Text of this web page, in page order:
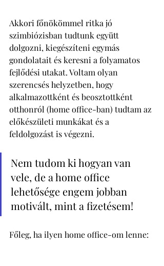
Akkori főnökömmel ritka jó
szimbiózisban tudtunk együtt
dolgozni, kiegészíteni egymás
gondolatait és keresni a folyamatos
fejlődési utakat. Voltam olyan
szerencsés helyzetben, hogy
alkalmazottként és beosztottként
otthonról (home office-ban) tudtam az
előkészületi munkákat és a
feldolgozást is végezni.
Nem tudom ki hogyan van
vele, de a home office
lehetősége engem jobban
motivált, mint a fizetésem!
Főleg, ha ilyen home office-om lenne: